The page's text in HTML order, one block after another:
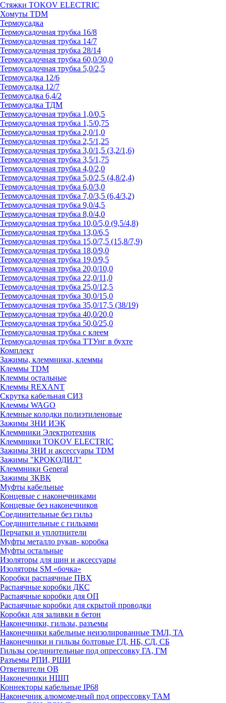
Стяжки TOKOV ELECTRIC
Хомуты TDM
Термоусадка
Термоусадочная трубка 16/8
Термоусадочная трубка 14/7
Термоусадочная трубка 28/14
Термоусадочная трубка 60,0/30,0
Термоусадочная трубка 5,0/2,5
Термоусадка 12/6
Термоусадка 12/7
Термоусадка 6,4/2
Термоусадка ТДМ
Термоусадочная трубка 1,0/0,5
Термоусадочная трубка 1,5/0,75
Термоусадочная трубка 2,0/1,0
Термоусадочная трубка 2,5/1,25
Термоусадочная трубка 3,0/1,5 (3,2/1,6)
Термоусадочная трубка 3,5/1,75
Термоусадочная трубка 4,0/2,0
Термоусадочная трубка 5,0/2,5 (4,8/2,4)
Термоусадочная трубка 6,0/3,0
Термоусадочная трубка 7,0/3,5 (6,4/3,2)
Термоусадочная трубка 9,0/4,5
Термоусадочная трубка 8,0/4,0
Термоусадочная трубка 10,0/5,0 (9,5/4,8)
Термоусадочная трубка 13,0/6,5
Термоусадочная трубка 15,0/7,5 (15,8/7,9)
Термоусадочная трубка 18,0/9,0
Термоусадочная трубка 19,0/9,5
Термоусадочная трубка 20,0/10,0
Термоусадочная трубка 22,0/11,0
Термоусадочная трубка 25,0/12,5
Термоусадочная трубка 30,0/15,0
Термоусадочная трубка 35,0/17,5 (38/19)
Термоусадочная трубка 40,0/20,0
Термоусадочная трубка 50,0/25,0
Термоусадочная трубка с клеем
Термоусадочная трубка ТТУнг в бухте
Комплект
Зажимы, клеммники, клеммы
Клеммы TDM
Клеммы остальные
Клеммы REXANT
Скрутка кабельная СИЗ
Клеммы WAGO
Клемные колодки полиэтиленовые
Зажимы ЗНИ ИЭК
Клеммники Электротехник
Клеммники TOKOV ELECTRIC
Зажимы ЗНИ и аксессуары TDM
Зажимы "КРОКОДИЛ"
Клеммники General
Зажимы 3КВК
Муфты кабельные
Концевые с наконечниками
Концевые без наконечников
Соединительные без гильз
Соединительные с гильзами
Перчатки и уплотнители
Муфты металло рукав- коробка
Муфты остальные
Изоляторы для шин и аксессуары
Изоляторы SM «бочка»
Коробки распаячные ПВХ
Распаячные коробки ДКС
Распаячные коробки для ОП
Распаячные коробки для скрытой проводки
Коробки для заливки в бетон
Наконечники, гильзы, разъемы
Наконечники кабельные неизолированные ТМЛ, ТА
Наконечники и гильзы болтовые ГД, НБ, СД, СБ
Гильзы соединительные под опрессовку ГА, ГМ
Разъемы РПИ, РШИ
Ответвители ОВ
Наконечники НШП
Коннекторы кабельные IP68
Наконечник алюмомедный под опрессовку ТАМ